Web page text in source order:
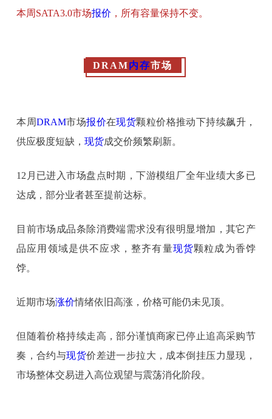
本周SATA3.0市场报价 ，所有容量保持不变。
DRAM内存市场
本周DRAM市场报价在现货颗粒价格推动下持续飙升，
供应极度短缺，现货成交价频繁刷新。
12月已进入市场盘点时期，下游模组厂全年业绩大多已
达成，部分业者甚至提前达标。
目前市场成品条除消费端需求没有很明显增加，其它产
品应用领域是供不应求，整齐有量现货颗粒成为香饽
饽。
近期市场涨价情绪依旧高涨，价格可能仍未见顶。
但随着价格持续走高，部分谨慎商家已停止追高采购节
奏，合约与现货价差进一步拉大，成本倒挂压力显现，
市场整体交易进入高位观望与震荡消化阶段。